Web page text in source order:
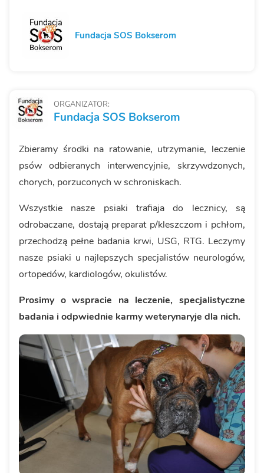
ORGANIZATOR:
Fundacja SOS Bokserom
Zbieramy środki na ratowanie, utrzymanie, leczenie
psów odbieranych interwencyjnie, skrzywdzonych,
chorych, porzuconych w schroniskach.
Wszystkie nasze psiaki trafiaja do lecznicy, są
odrobaczane, dostają preparat p/kleszczom i pchłom,
przechodzą pełne badania krwi, USG, RTG. Leczymy
nasze psiaki u najlepszych specjalistów neurologów,
ortopedów, kardiologów, okulistów.
Prosimy o wspracie na leczenie, specjalistyczne
badania i odpwiednie karmy weterynaryje dla nich.
Fundacja SOS Bokserom